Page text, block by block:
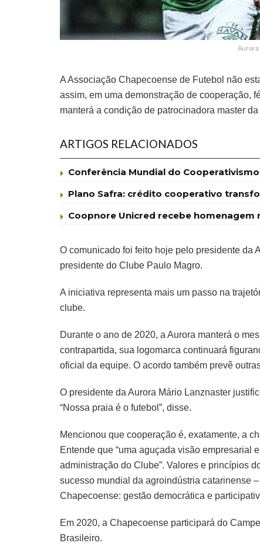
Aurora
A Associação Chapecoense de Futebol não
assim, em uma demonstração de cooperação,
manterá a condição de patrocinadora master
ARTIGOS RELACIONADOS
Conferência Mundial do
Plano Safra: crédito cooperativo
Coopnore Unicred recebe homenagem
O comunicado foi feito hoje pelo presidente da
presidente do Clube Paulo Magro.
A iniciativa representa mais um passo na
clube.
Durante o ano de 2020, a Aurora manterá o
contrapartida, sua logomarca continuará
oficial da equipe. O acordo também prevê
O presidente da Aurora Mário Lanznaster
“Nossa praia é o futebol”, disse.
Mencionou que cooperação é, exatamente, a
Entende que “uma aguçada visão empresarial
administração do Clube”. Valores e princípios
sucesso mundial da agroindústria catarinense
Chapecoense: gestão democrática e
Em 2020, a Chapecoense participará do
Brasileiro.